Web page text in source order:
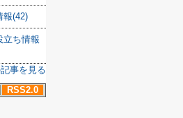
報(42)
立ち情報
事を見る
RSS2.0